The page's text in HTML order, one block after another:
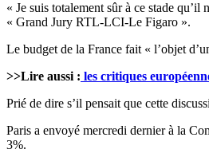
« Je suis totalement sûr à ce stade qu’il
« Grand Jury RTL-LCI-Le Figaro ».
Le budget de la France fait « l’objet
>>Lire aussi : les critiques
Prié de dire s’il pensait que cette
Paris a envoyé mercredi dernier à la
3%.